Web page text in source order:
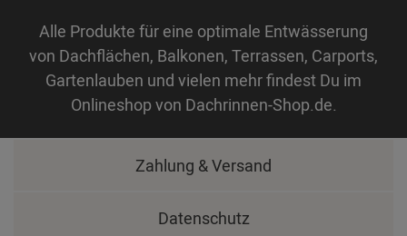
Alle Produkte für eine optimale Entwässerung
von Dachflächen, Balkonen, Terrassen, Carports,
Gartenlauben und vielen mehr findest Du im
Onlineshop von Dachrinnen-Shop.de.
Zahlung & Versand
Datenschutz